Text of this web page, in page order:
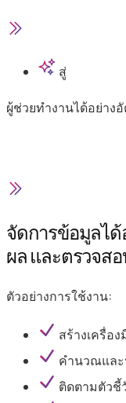
สู่
ผู้ช่วยทำงานได้อย่าง
จัดการข้อมูลได้
ผล และตรวจส
ตัวอย่างการใช้งาน:
สร้างเครื่อ
คำนวณและ
ติดตามตัวชี้